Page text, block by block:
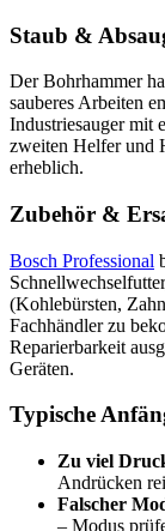
Staub &
Der Bohrhammer
sauberes Arbeiten
Industriesauger mit
zweiten Helfer und
erheblich.
Zubehör &
Bosch Professional
(Kohlebürsten,
Fachhändler zu
Reparierbarkeit
Geräten.
Typische
Zu viel
Andrücken
Falscher
– Modus